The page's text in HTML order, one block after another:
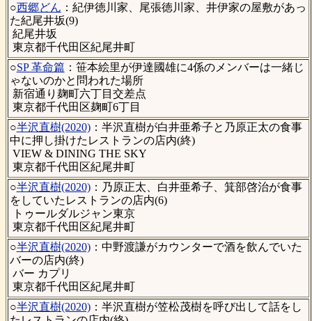
○西郷どん ：紀伊徳川家、尾張徳川家、井伊家の屋敷があっ
た紀尾井坂(9)
紀尾井坂
東京都千代田区紀尾井町
○SP 革命篇 ：笹本絵里が伊達國雄に4係のメンバーは一緒じ
ゃないのかと問われた場所
新宿通り麹町六丁目交差点
東京都千代田区麹町6丁目
○半沢直樹(2020)：半沢直樹が白井亜希子と乃原正太の食事
中に押し掛けたレストランの店内(終)
VIEW & DINING THE SKY
東京都千代田区紀尾井町
○半沢直樹(2020)：乃原正太、白井亜希子、箕部啓治が食事
をしていたレストランの店内(6)
トゥールダルジャン東京
東京都千代田区紀尾井町
○半沢直樹(2020)：中野渡謙がカウンターで酒を飲んでいた
バーの店内(終)
バー カプリ
東京都千代田区紀尾井町
○半沢直樹(2020)：半沢直樹が笠松茂樹を呼び出して話をし